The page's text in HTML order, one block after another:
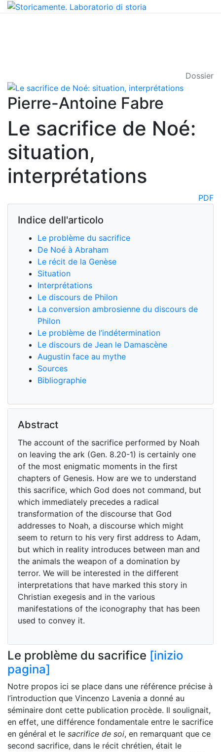
Dossier
Pierre-Antoine Fabre
Le sacrifice de Noé:
situation,
interprétations
PDF
Indice dell'articolo
Le problème du sacrifice
De Noé à Abraham
Le récit de la Genèse
Situation
Interprétations
Le discours de Philon
La conversion ambrosienne du discours de
Philon
Le problème de l’indétermination
Le discours de Jean le Damascène
Augustin face au mythe
Sources
Bibliographie
Abstract
The account of the sacrifice performed by Noah
on leaving the ark (Gen. 8.20-1) is certainly one
of the most enigmatic moments in the first
chapters of Genesis. How are we to understand
this sacrifice, which God does not command, but
which immediately precedes a radical
transformation of the discourse that God
addresses to Noah, a discourse which might
seem to return to his very first address to Adam,
but which in reality introduces between man and
the animals the weapon of a domination by
terror. We will be interested in the different
interpretations that have marked this story in
Christian exegesis and in the various
manifestations of the iconography that has been
used to convey it.
Le problème du sacrifice [inizio
pagina]
Notre propos ici se place dans une référence précise à
l’introduction que Vincenzo Lavenia a donné au
séminaire dont cette publication procède. Il soulignait,
en effet, une différence fondamentale entre le sacrifice
en général et le sacrifice de soi, en remarquant que ce
second sacrifice, dans le récit chrétien, était le